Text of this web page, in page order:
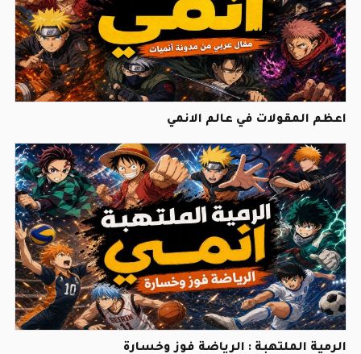
اعظم المقولات في عالم الانمي
الرمية الملتهبة : الرياضة فوز وخسارة